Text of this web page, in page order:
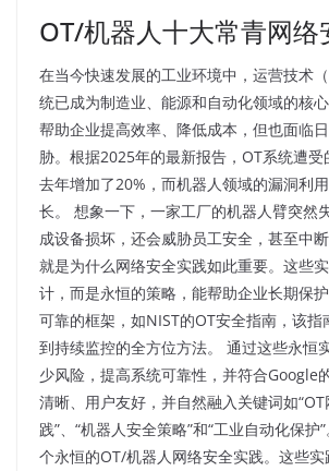
OT/机器人十大常青网络
在当今快速发展的工业环境中，运营技术
统已成为制造业、能源和自动化领域的核
帮助企业提高效率、降低成本，但也面临
胁。根据2025年的最新报告，OT系统遭
去年增加了20%，而机器人领域的漏洞利
长。 想象一下，一家工厂的机器人臂突然
成设备损坏，还会威胁员工安全，甚至中
就是为什么网络安全实践如此重要。这些
计，而是永恒的策略，能帮助企业长期保
可靠的框架，如NIST的OT安全指南，该指
到持续监控的全方位方法。 通过这些永恒
少风险，提高系统可靠性，并符合Google
清晰、用户友好，并自然融入关键词如
践”、“机器人安全策略”和“工业自动化保护
个永恒的OT/机器人网络安全实践。这些